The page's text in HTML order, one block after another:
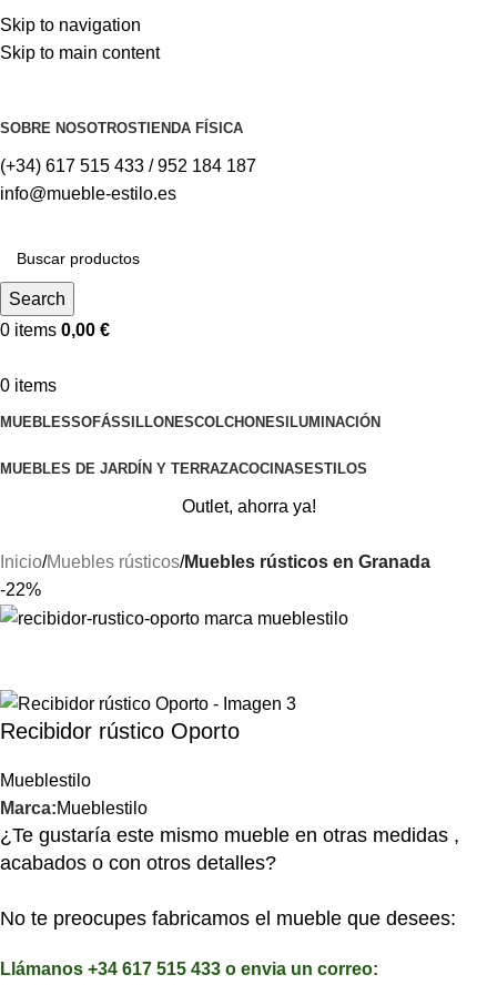
Skip to navigation
Skip to main content
SOBRE NOSOTROSTIENDA FÍSICA
(+34) 617 515 433 / 952 184 187
info@mueble-estilo.es
Search
0 items 0,00 €
0 items
MUEBLESSOFÁSSILLONESCOLCHONES ILUMINACIÓN
MUEBLES DE JARDÍN Y TERRAZACOCINAS ESTILOS
Outlet, ahorra ya!
Inicio Muebles rústicos Muebles rústicos en Granada
-22%
Recibidor rústico Oporto
Mueblestilo
Marca:Mueblestilo
¿Te gustaría este mismo mueble en otras medidas ,
acabados o con otros detalles?
No te preocupes fabricamos el mueble que desees:
Llámanos +34 617 515 433 o envia un correo: